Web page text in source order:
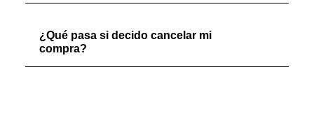
¿Qué pasa si decido cancelar mi
compra?